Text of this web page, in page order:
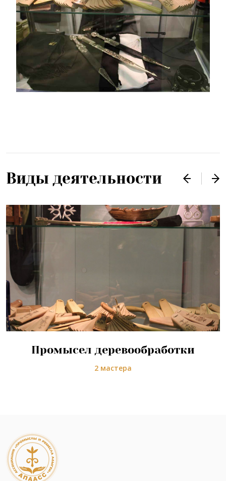
Виды деятельности
Промысел деревообработки
2 мастера